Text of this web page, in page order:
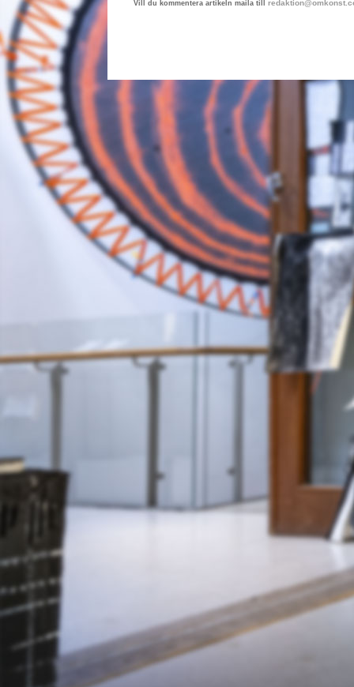
Vill du kommentera artikeln maila till